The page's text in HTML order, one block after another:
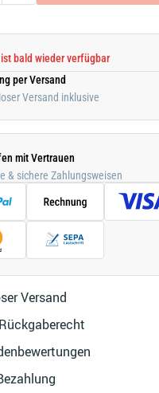
bald wieder verfügbar
per Versand
Versand inklusive
mit Vertrauen
& sichere Zahlungsweisen
Versand